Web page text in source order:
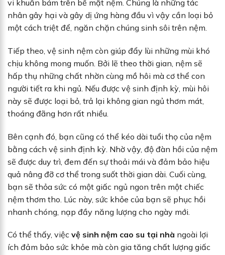
vi khuẩn bám trên bề mặt nệm. Chúng là những tác
nhân gây hại và gây dị ứng hàng đầu vì vậy cần loại bỏ
một cách triệt để, ngăn chặn chúng sinh sôi trên nệm.
Tiếp theo, vệ sinh nệm còn giúp đẩy lùi những mùi khó
chịu không mong muốn. Bởi lẽ theo thời gian, nệm sẽ
hấp thụ những chất nhờn cùng mồ hôi mà cơ thể con
người tiết ra khi ngủ. Nếu được vệ sinh định kỳ, mùi hôi
này sẽ được loại bỏ, trả lại không gian ngủ thơm mát,
thoáng đãng hơn rất nhiều.
Bên cạnh đó, bạn cũng có thể kéo dài tuổi thọ của nệm
bằng cách vệ sinh định kỳ. Nhờ vậy, độ đàn hồi của nệm
sẽ được duy trì, đem đến sự thoải mái và đảm bảo hiệu
quả nâng đỡ cơ thể trong suốt thời gian dài. Cuối cùng,
bạn sẽ thỏa sức có một giấc ngủ ngon trên một chiếc
nệm thơm tho. Lúc này, sức khỏe của bạn sẽ phục hồi
nhanh chóng, nạp đầy năng lượng cho ngày mới.
Có thể thấy, việc vệ sinh nệm cao su tại nhà ngoài lợi
ích đảm bảo sức khỏe mà còn gia tăng chất lượng giấc